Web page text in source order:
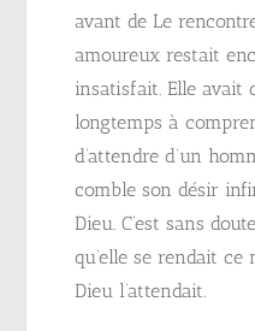
avant de Le
amoureux restait
insatisfait. Elle avait
longtemps à
d’attendre d’un
comble son désir
Dieu. C’est sans
qu’elle se rendait
Dieu l’attendait.